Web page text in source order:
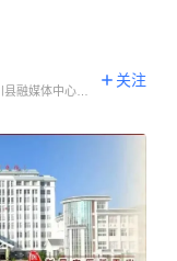
融媒体中心官
关注